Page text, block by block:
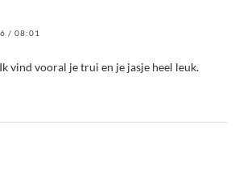
/ 08:01
vind vooral je trui en je jasje heel leuk.